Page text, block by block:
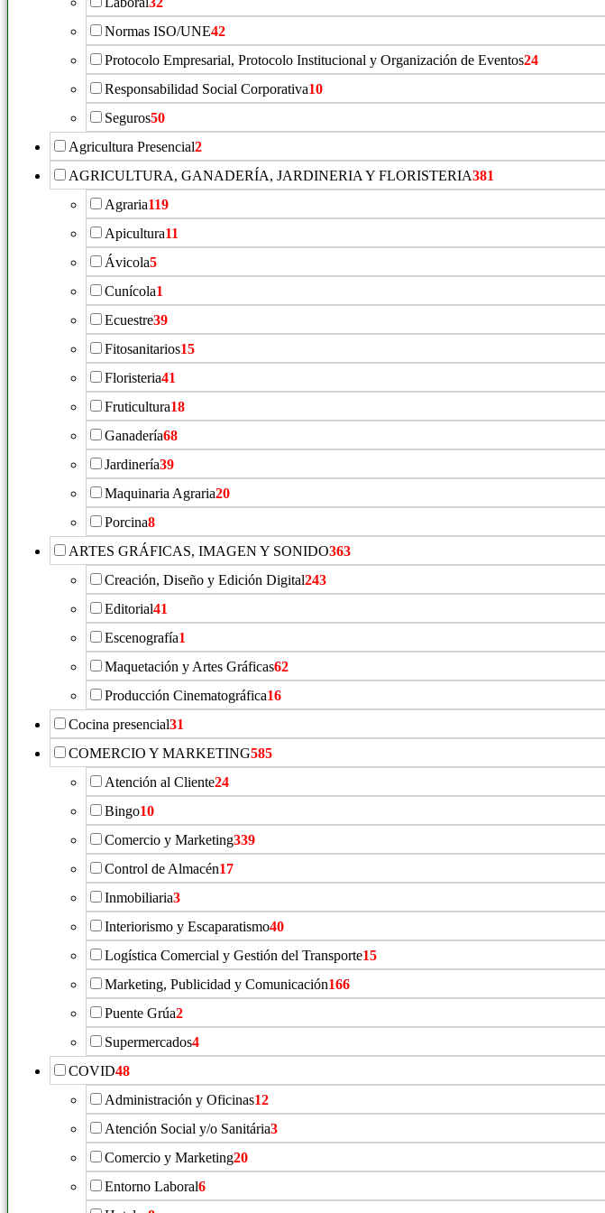
Normas ISO/UNE42
Protocolo Empresarial, Protocolo Institucional y Organización de Eventos24
Responsabilidad Social Corporativa10
Seguros50
Agricultura Presencial2
AGRICULTURA, GANADERÍA, JARDINERIA Y FLORISTERIA381
Agraria119
Apicultura11
Ávicola5
Cunícola1
Ecuestre39
Fitosanitarios15
Floristeria41
Fruticultura18
Ganadería68
Jardinería39
Maquinaria Agraria20
Porcina8
ARTES GRÁFICAS, IMAGEN Y SONIDO363
Creación, Diseño y Edición Digital243
Editorial41
Escenografía1
Maquetación y Artes Gráficas62
Producción Cinematográfica16
Cocina presencial31
COMERCIO Y MARKETING585
Atención al Cliente24
Bingo10
Comercio y Marketing339
Control de Almacén17
Inmobiliaria3
Interiorismo y Escaparatismo40
Logística Comercial y Gestión del Transporte15
Marketing, Publicidad y Comunicación166
Puente Grúa2
Supermercados4
COVID48
Administración y Oficinas12
Atención Social y/o Sanitária3
Comercio y Marketing20
Entorno Laboral6